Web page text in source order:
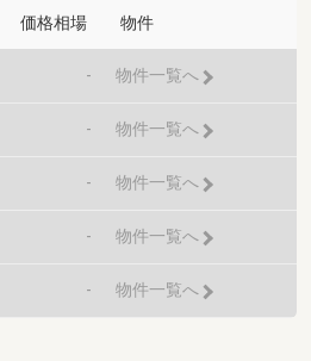
価格相場 物件
- 物件一覧へ
- 物件一覧へ
- 物件一覧へ
- 物件一覧へ
- 物件一覧へ